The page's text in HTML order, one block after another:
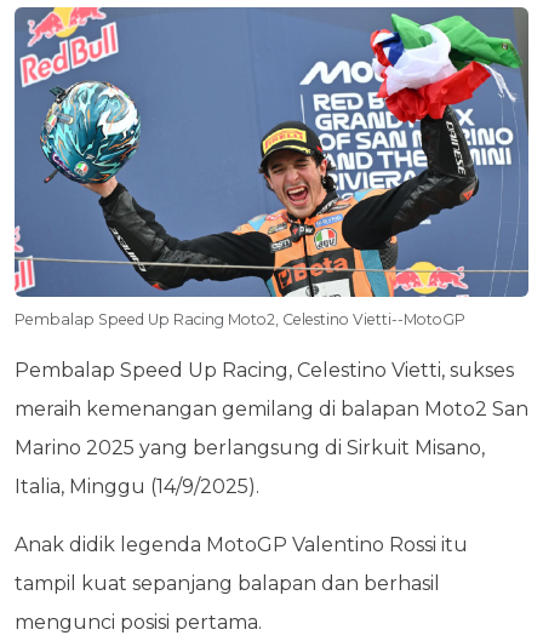
Pembalap Speed Up Racing Moto2, Celestino Vietti--MotoGP
Pembalap Speed ​​Up Racing, Celestino Vietti, sukses
meraih kemenangan gemilang di balapan Moto2 San
Marino 2025 yang berlangsung di Sirkuit Misano,
Italia, Minggu (14/9/2025).
Anak didik legenda MotoGP Valentino Rossi itu
tampil kuat sepanjang balapan dan berhasil
mengunci posisi pertama.